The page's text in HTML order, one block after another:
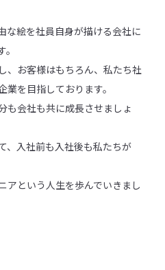
な絵を社員自身が描ける会社に
、お客様はもちろん、私たち社
を目指しております。
も会社も共に成長させましょ
、入社前も入社後も私たちが
アという人生を歩んでいきまし